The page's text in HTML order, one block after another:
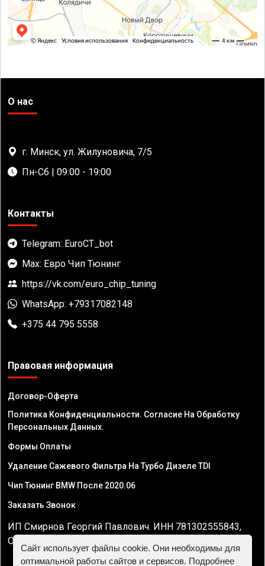
О нас
г. Минск, ул. Жилуновича, 7/5
Пн-Сб | 09:00 - 19:00
Контакты
Telegram: EuroCT_bot
Max: Евро Чип Тюнинг
https://vk.com/euro_chip_tuning
WhatsApp: +79317082148
+375 44 795 5558
Правовая информация
Договор-Оферта
Политика Конфиденциальности. Согласие На Обработку
Персональных Данных.
Формы Оплаты
Удаление Сажевого Фильтра На Турбо Дизеле TDI
Чип Тюнинг BMW После 2020.06
Заказать Звонок
ИП Смирнов Георгий Павлович. ИНН 781302555843,
ОГРНИП 324470400032610
Сайт использует файлы cookie. Они необходимы для
оптимальной работы сайтов и сервисов. Подробнее